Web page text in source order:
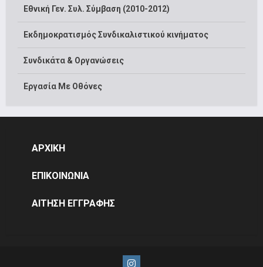
Εθνική Γεν. Συλ. Σύμβαση (2010-2012)
Εκδημοκρατισμός Συνδικαλιστικού κινήματος
Συνδικάτα & Οργανώσεις
Εργασία Με Οθόνες
ΑΡΧΙΚΗ
ΕΠΙΚΟΙΝΩΝΙΑ
ΑΙΤΗΣΗ ΕΓΓΡΑΦΗΣ
Instagram